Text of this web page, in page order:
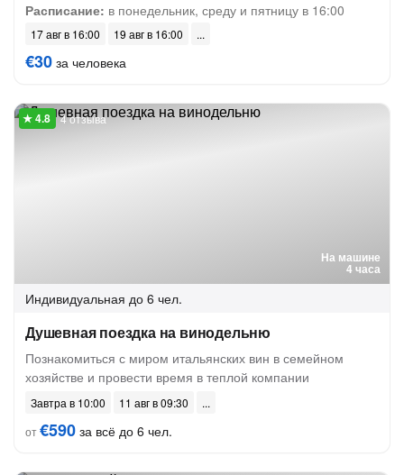
Расписание: в понедельник, среду и пятницу в 16:00
17 авг в 16:00 19 авг в 16:00
€30 за человека
На машине
4 часа
4 отзыва
Индивидуальная до 6 чел.
Душевная поездка на винодельню
Познакомиться с миром итальянских вин в семейном
хозяйстве и провести время в теплой компании
Завтра в 10:00
11 авг в 09:30
от€590 за всё до 6 чел.